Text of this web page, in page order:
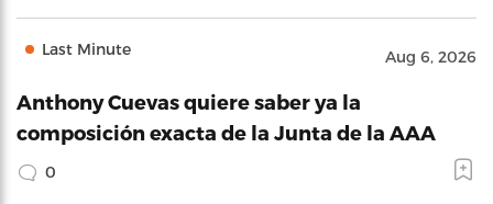
Last Minute Aug 6, 2026
Anthony Cuevas quiere saber ya la
composición exacta de la Junta de la AAA
0